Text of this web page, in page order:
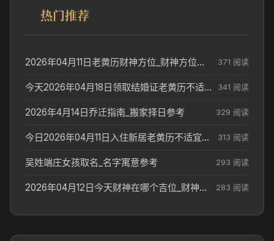
热门推荐
2026年04月11日老黄历财神方位_财神方位与供奉讲究 371 阅读
今天2026年04月18日领取结婚证老黄历不适合吗_领证日期参考 341 阅读
2026年4月14日乔迁指南_搬家择日参考 329 阅读
今日2026年04月11日入住新居老黄历不适宜吗_搬家择日参考 313 阅读
吴姓端庄女孩取名_名字寓意参考 293 阅读
2026年04月12日今天财神在哪个吉位_财神方位参考 283 阅读